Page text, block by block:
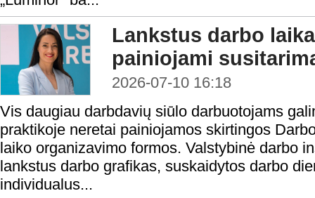
Lankstus darbo
painiojami
2026-07-10 16:18
Vis daugiau darbdavių siūlo darbuotojams
praktikoje neretai painiojamos skirtingos
laiko organizavimo formos. Valstybinė darbo
lankstus darbo grafikas, suskaidytos darbo
individualus...